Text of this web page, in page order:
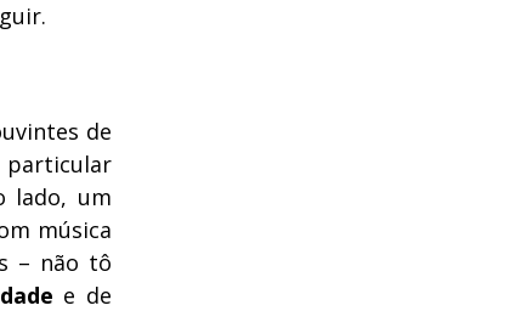
de
lado, um
música
– não tô
e de